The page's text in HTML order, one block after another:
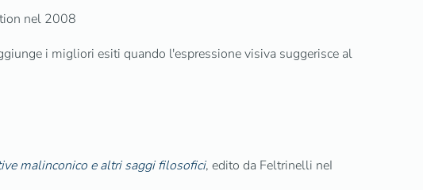
nel 2008
i migliori esiti quando l'espressione visiva suggerisce al
malinconico e altri saggi filosofici, edito da Feltrinelli neI